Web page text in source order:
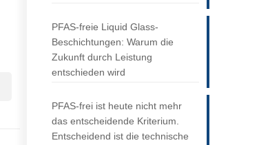
PFAS-freie Liquid Glass-
Beschichtungen: Warum die
Zukunft durch Leistung
entschieden wird
PFAS-frei ist heute nicht mehr
das entscheidende Kriterium.
Entscheidend ist die technische